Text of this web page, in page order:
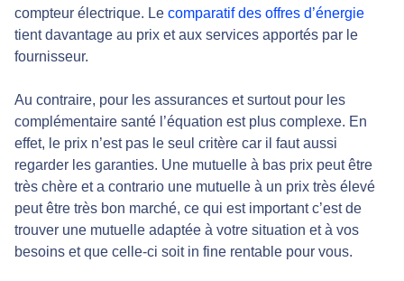
compteur électrique. Le comparatif des offres d’énergie
tient davantage au prix et aux services apportés par le
fournisseur.
Au contraire, pour les assurances et surtout pour les
complémentaire santé l’équation est plus complexe. En
effet, le prix n’est pas le seul critère car il faut aussi
regarder les garanties. Une mutuelle à bas prix peut être
très chère et a contrario une mutuelle à un prix très élevé
peut être très bon marché, ce qui est important c’est de
trouver une mutuelle adaptée à votre situation et à vos
besoins et que celle-ci soit in fine rentable pour vous.